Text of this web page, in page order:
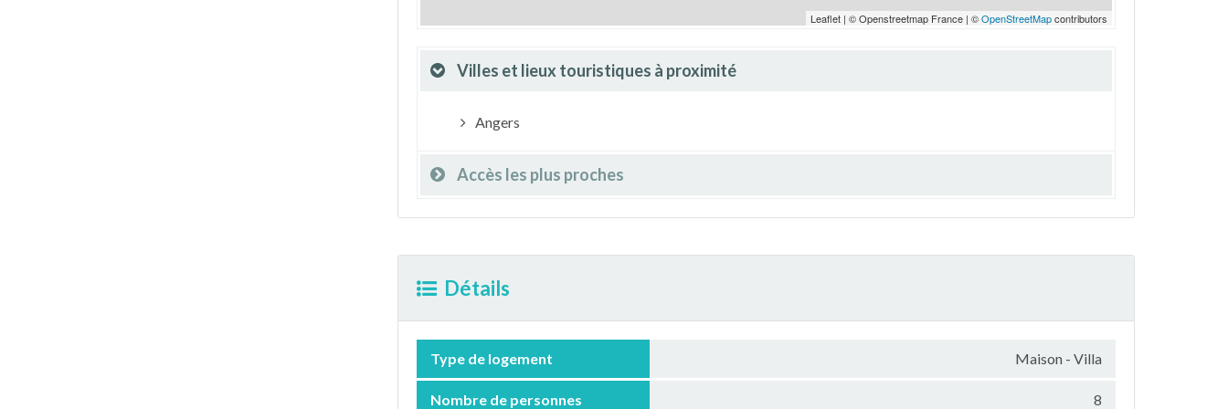
Leaflet | © Openstreetmap France | ©OpenStreetMapcontributors
Villes et lieux touristiques à proximité
Angers
Accès les plus proches
Détails
Type de logement Maison - Villa
Nombre de personnes 8